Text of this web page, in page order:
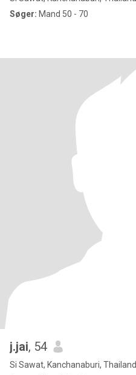
Søger: Mand 50 - 70
j.jai, 54
Si Sawat, Kanchanaburi, Thailand